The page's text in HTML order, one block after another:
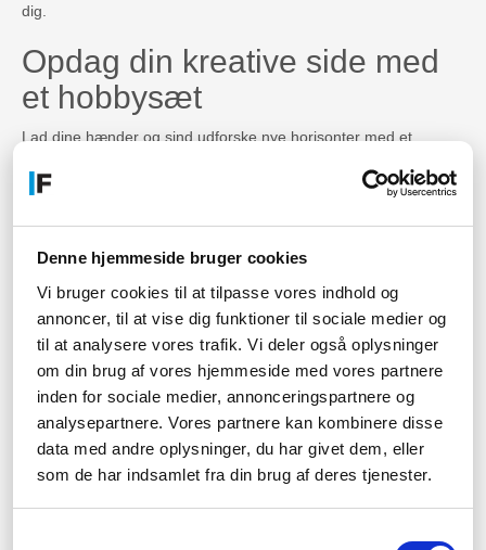
Denne hjemmeside bruger cookies
Vi bruger cookies til at tilpasse vores indhold og
annoncer, til at vise dig funktioner til sociale medier og
til at analysere vores trafik. Vi deler også oplysninger
om din brug af vores hjemmeside med vores partnere
inden for sociale medier, annonceringspartnere og
analysepartnere. Vores partnere kan kombinere disse
data med andre oplysninger, du har givet dem, eller
som de har indsamlet fra din brug af deres tjenester.
dig.
Opdag din kreative side med
et hobbysæt
Lad dine hænder og sind udforske nye horisonter med et
Gør din fritid sjovere med et
hobbysæt
Skab din egen verden af kreativitet og sjov med et hobbysæt,
der giver dig mulighed for at udforske nye interesser og
hobbyer.
Find glæde og fred med et
hobbysæt
Tag en pause fra hverdagens stress og jag, og fordyb dig i en
beroligende hobby med et hobbysæt, der giver dig mulighed for